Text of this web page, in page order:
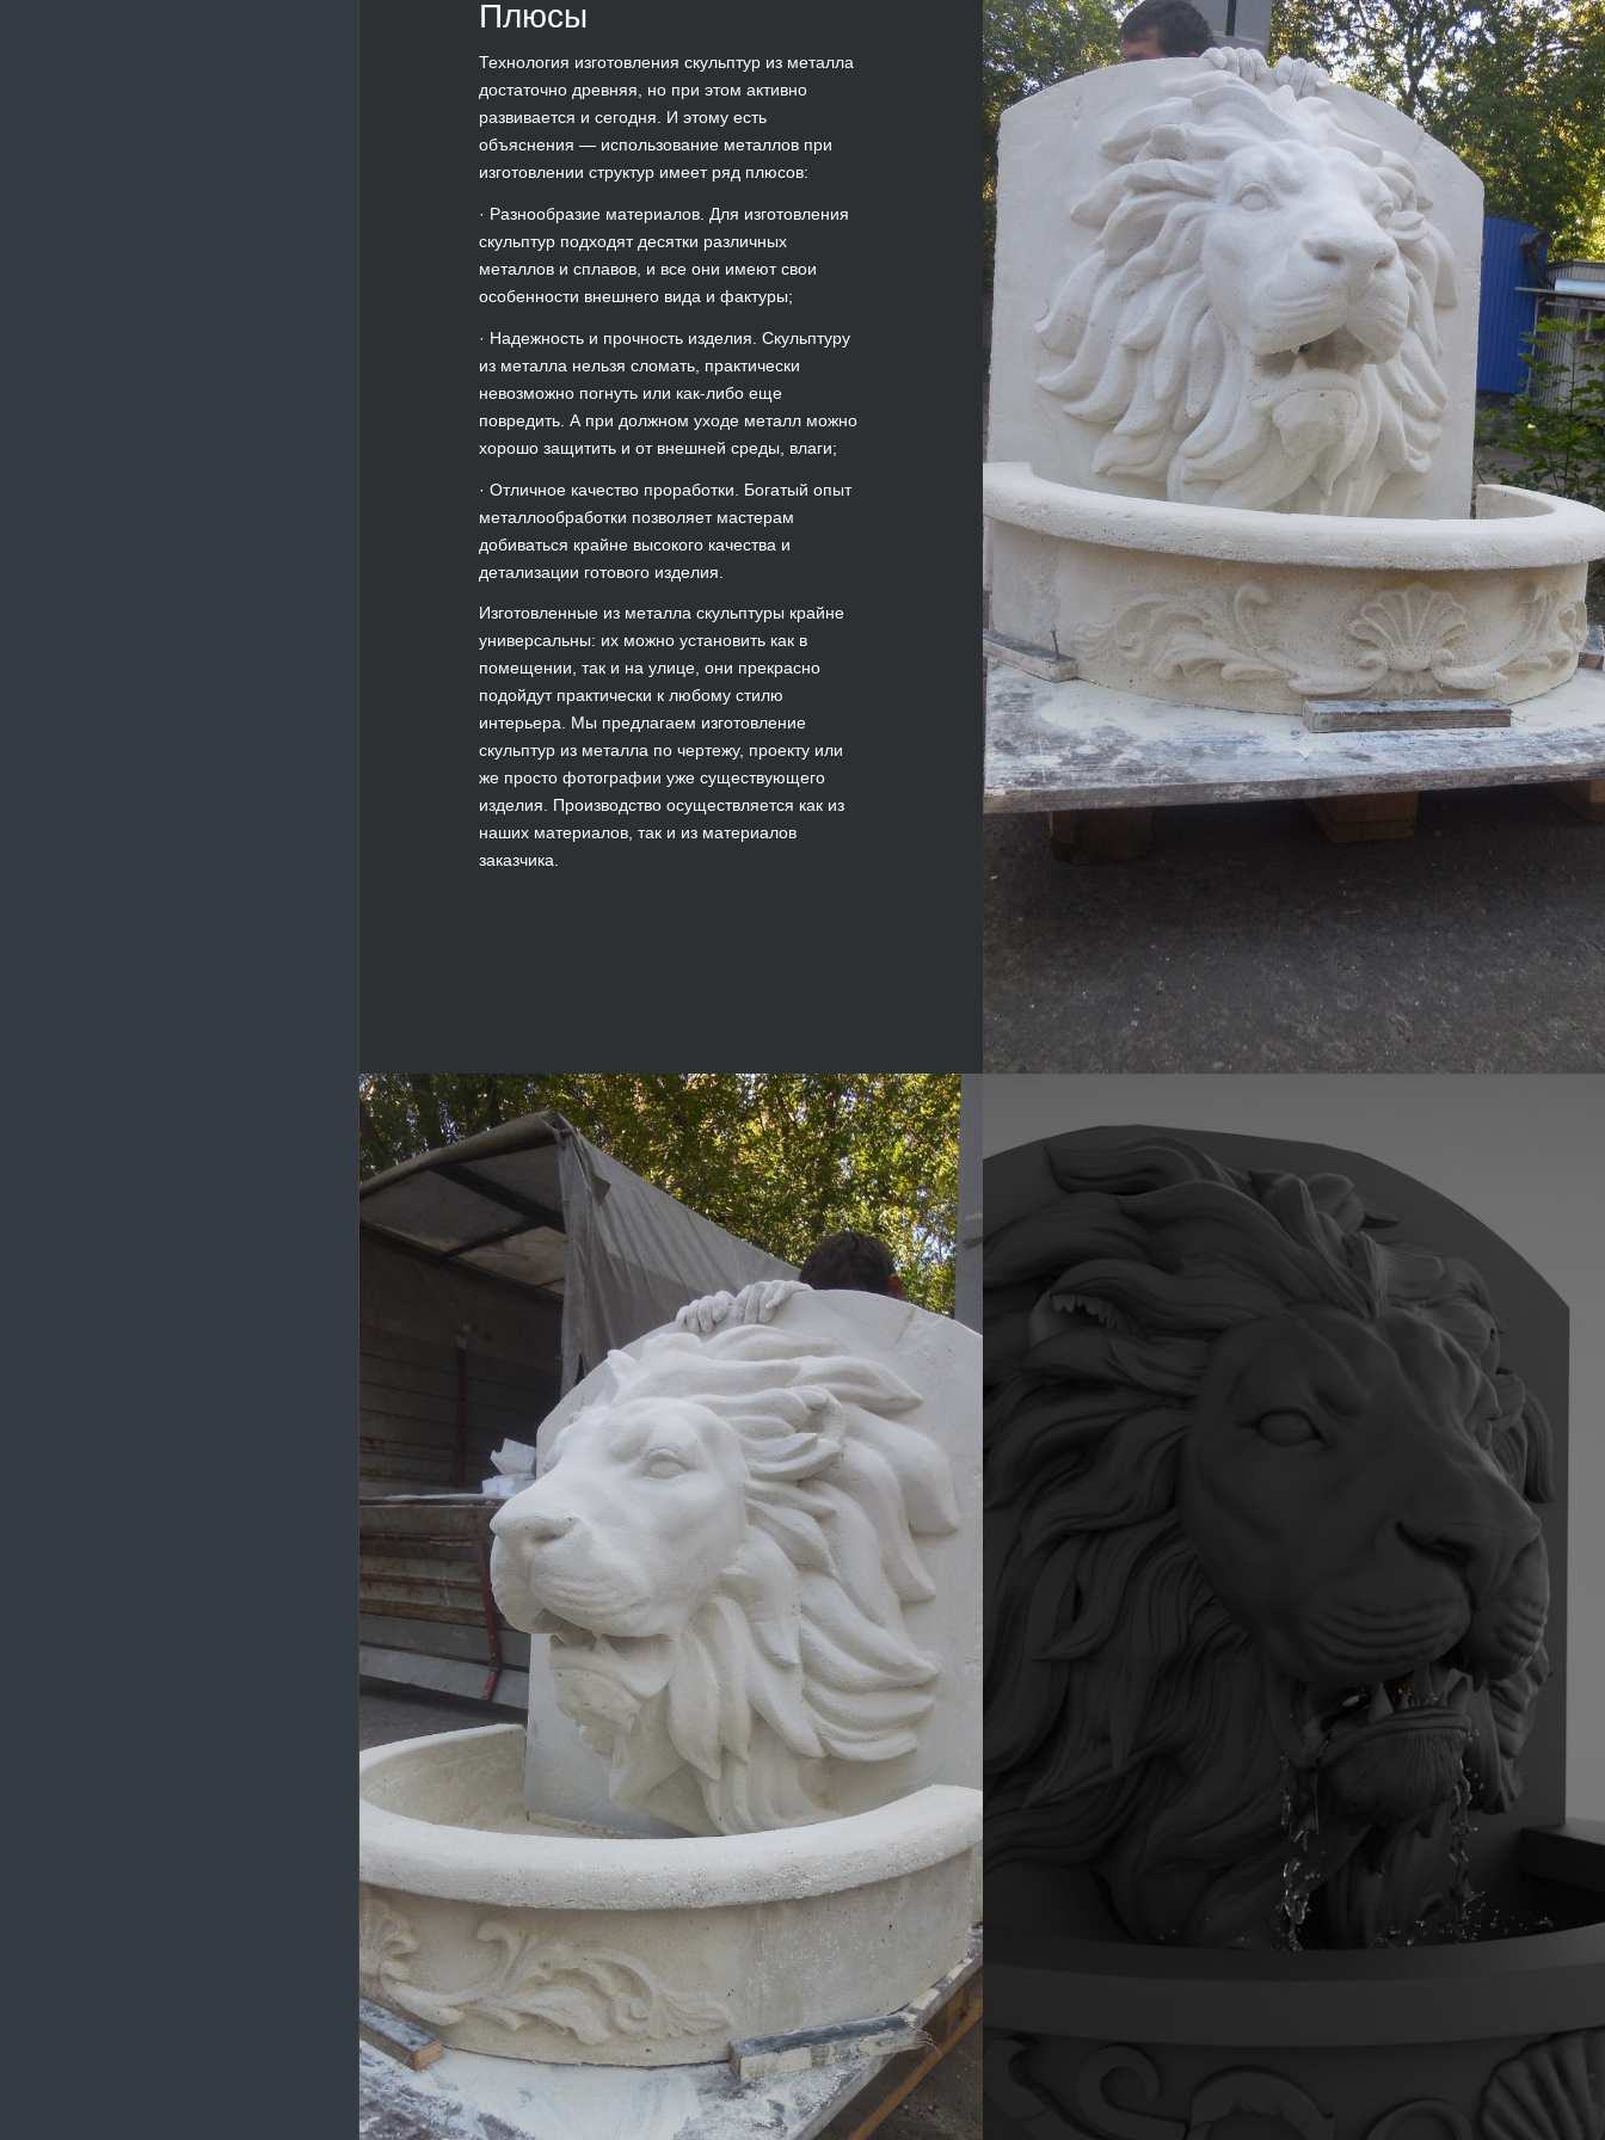
Плюсы
Технология изготовления скульптур из металла
достаточно древняя, но при этом активно
развивается и сегодня. И этому есть
объяснения — использование металлов при
изготовлении структур имеет ряд плюсов:
· Разнообразие материалов. Для изготовления
скульптур подходят десятки различных
металлов и сплавов, и все они имеют свои
особенности внешнего вида и фактуры;
· Надежность и прочность изделия. Скульптуру
из металла нельзя сломать, практически
невозможно погнуть или как-либо еще
повредить. А при должном уходе металл можно
хорошо защитить и от внешней среды, влаги;
· Отличное качество проработки. Богатый опыт
металлообработки позволяет мастерам
добиваться крайне высокого качества и
детализации готового изделия.
Изготовленные из металла скульптуры крайне
универсальны: их можно установить как в
помещении, так и на улице, они прекрасно
подойдут практически к любому стилю
интерьера. Мы предлагаем изготовление
скульптур из металла по чертежу, проекту или
же просто фотографии уже существующего
изделия. Производство осуществляется как из
наших материалов, так и из материалов
заказчика.